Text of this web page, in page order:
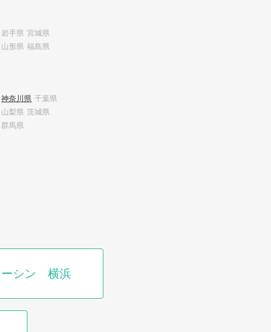
岩手県 宮城県
山形県 福島県
神奈川県 千葉県
山梨県 茨城県
群馬県
ーシン 横浜